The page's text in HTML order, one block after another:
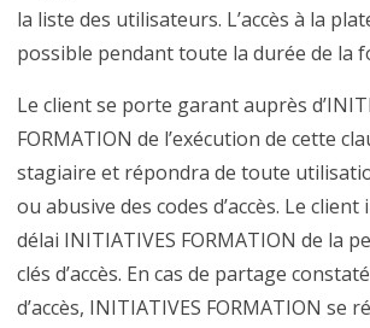
la liste des utilisateurs. L’accès à la
possible pendant toute la durée de la
Le client se porte garant auprès
FORMATION de l’exécution de cette
stagiaire et répondra de toute
ou abusive des codes d’accès. Le
délai INITIATIVES FORMATION de la
clés d’accès. En cas de partage
d’accès, INITIATIVES FORMATION se